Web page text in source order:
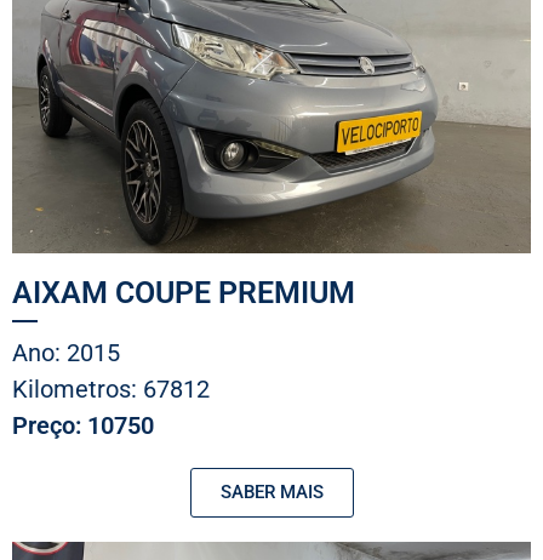
AIXAM COUPE PREMIUM
Ano: 2015
Kilometros: 67812
Preço: 10750
SABER MAIS